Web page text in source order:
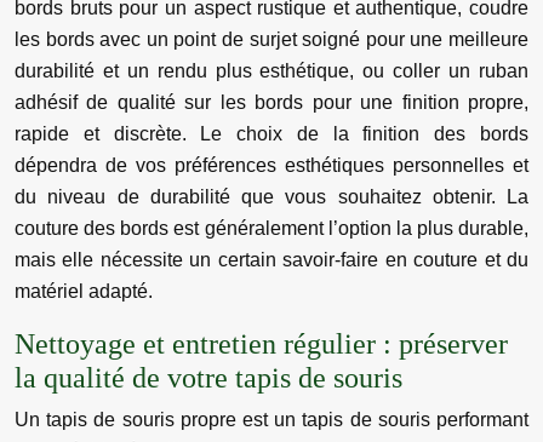
bords bruts pour un aspect rustique et authentique, coudre
les bords avec un point de surjet soigné pour une meilleure
durabilité et un rendu plus esthétique, ou coller un ruban
adhésif de qualité sur les bords pour une finition propre,
rapide et discrète. Le choix de la finition des bords
dépendra de vos préférences esthétiques personnelles et
du niveau de durabilité que vous souhaitez obtenir. La
couture des bords est généralement l’option la plus durable,
mais elle nécessite un certain savoir-faire en couture et du
matériel adapté.
Nettoyage et entretien régulier : préserver
la qualité de votre tapis de souris
Un tapis de souris propre est un tapis de souris performant